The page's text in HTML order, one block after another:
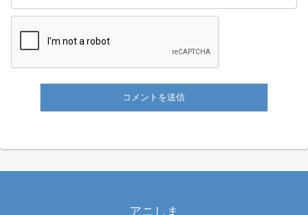
アニしま